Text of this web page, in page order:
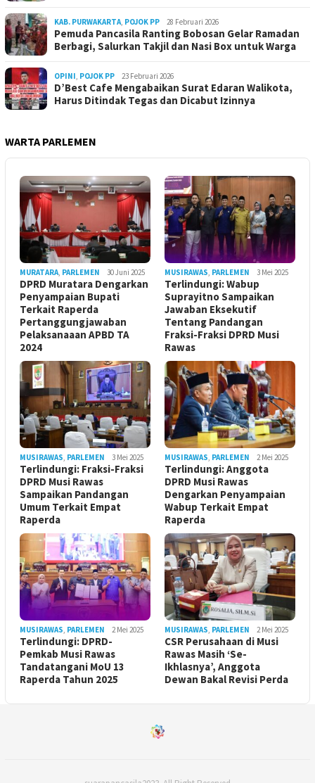
KAB. PURWAKARTA, POJOK PP 28 Februari 2026
Pemuda Pancasila Ranting Bobosan Gelar Ramadan
Berbagi, Salurkan Takjil dan Nasi Box untuk Warga
OPINI, POJOK PP 23 Februari 2026
D’Best Cafe Mengabaikan Surat Edaran Walikota,
Harus Ditindak Tegas dan Dicabut Izinnya
WARTA PARLEMEN
MURATARA, PARLEMEN 30 Juni 2025
DPRD Muratara Dengarkan
Penyampaian Bupati
Terkait Raperda
Pertanggungjawaban
Pelaksanaaan APBD TA
2024
MUSIRAWAS, PARLEMEN 3 Mei 2025
Terlindungi: Wabup
Suprayitno Sampaikan
Jawaban Eksekutif
Tentang Pandangan
Fraksi-Fraksi DPRD Musi
Rawas
MUSIRAWAS, PARLEMEN 3 Mei 2025
Terlindungi: Fraksi-Fraksi
DPRD Musi Rawas
Sampaikan Pandangan
Umum Terkait Empat
Raperda
MUSIRAWAS, PARLEMEN 2 Mei 2025
Terlindungi: Anggota
DPRD Musi Rawas
Dengarkan Penyampaian
Wabup Terkait Empat
Raperda
MUSIRAWAS, PARLEMEN 2 Mei 2025
Terlindungi: DPRD-
Pemkab Musi Rawas
Tandatangani MoU 13
Raperda Tahun 2025
MUSIRAWAS, PARLEMEN 2 Mei 2025
CSR Perusahaan di Musi
Rawas Masih ‘Se-
Ikhlasnya’, Anggota
Dewan Bakal Revisi Perda ‎